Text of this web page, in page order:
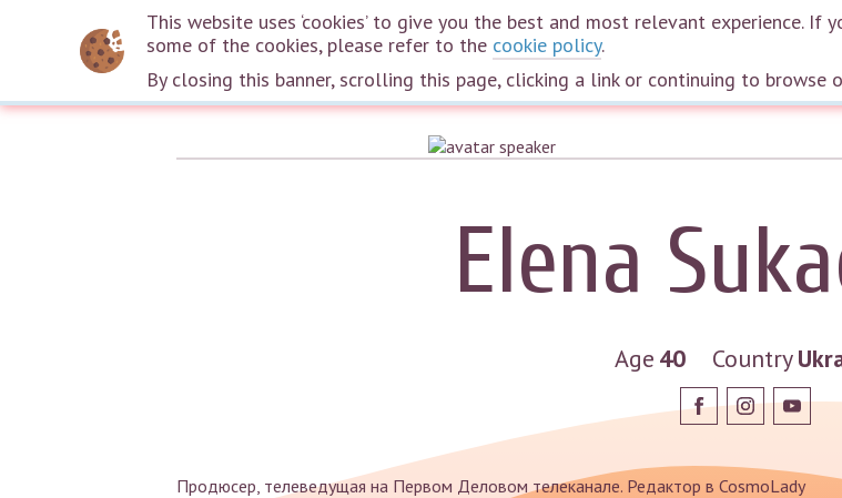
Elena
Age 40 Country
Продюсер, телеведущая на Первом Деловом телеканале. Редактор в CosmoLady
Home Courses
This website uses ‘cookies’ to give you the best and most relevant experience.
some of the cookies, please refer to the cookie policy.
By closing this banner, scrolling this page, clicking a link or continuing to browse